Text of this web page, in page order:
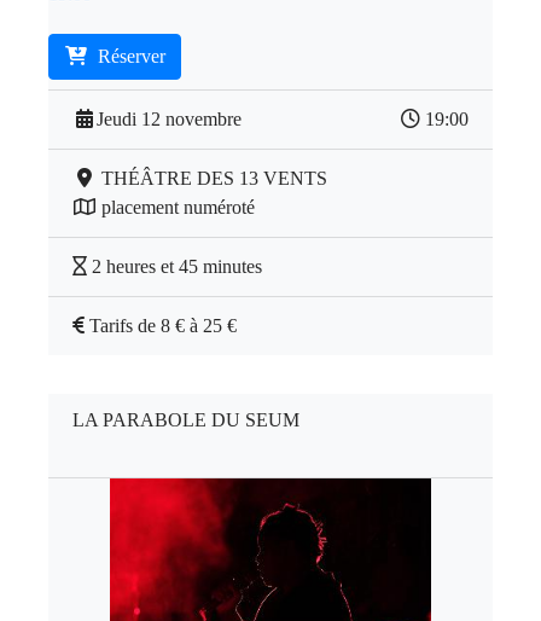
Réserver
Jeudi 12 novembre 19:00
THÉÂTRE DES 13 VENTS
placement numéroté
2 heures et 45 minutes
Tarifs de 8 € à 25 €
LA PARABOLE DU SEUM